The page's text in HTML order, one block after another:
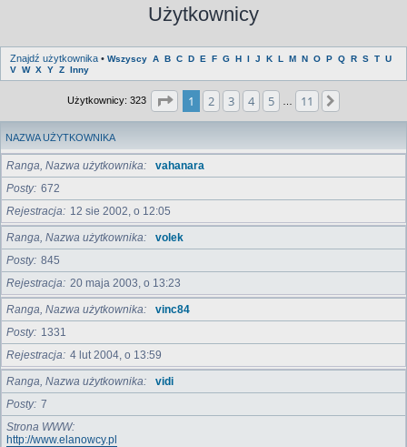
Użytkownicy
Znajdź użytkownika • Wszyscy A B C D E F G H I J K L M N O P Q R S T U
V W X Y Z Inny
Użytkownicy: 323 Strona1 z11
1 2 3 4 5 11
NAZWA UŻYTKOWNIKA
Ranga, Nazwa użytkownika
vahanara
Posty 672
Rejestracja
12 sie 2002, o 12:05
Ranga, Nazwa użytkownika
volek
Posty 845
Rejestracja
20 maja 2003, o 13:23
Ranga, Nazwa użytkownika
vinc84
Posty
1331
Rejestracja
4 lut 2004, o 13:59
Ranga, Nazwa użytkownika
vidi
Posty 7
Strona WWW
http://www.elanowcy.pl